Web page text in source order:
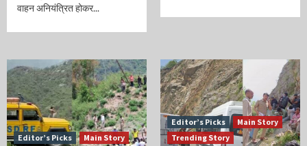
वाहन अनियंत्रित होकर...
Editor’s Picks
Main Story
Editor’s Picks
Main Story
Trending Story